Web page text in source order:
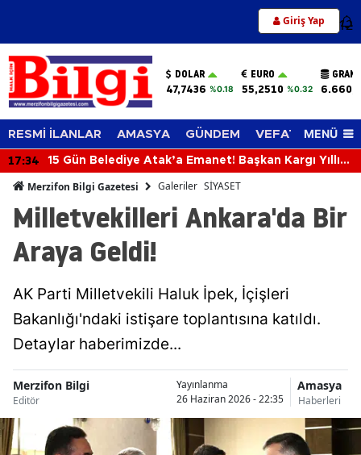
Giriş Yap 12
DOLAR
47,7436 %0.18
EURO
55,2510 %0.32
RESMİ İLANLAR AMASYA GÜNDEM VEFAT EDENLER
MENÜ
17:34
15 Gün Belediye Atak’a Emanet! Başkan Kargı Yıllık
Merzifon Bilgi Gazetesi Galeriler SİYASET
Milletvekilleri Ankara'da Bir
Araya Geldi!
AK Parti Milletvekili Haluk İpek, İçişleri
Bakanlığı'ndaki istişare toplantısına katıldı.
Detaylar haberimizde...
Merzifon Bilgi
Editör
Yayınlanma
26 Haziran 2026 - 22:35
Amasya
Haberleri